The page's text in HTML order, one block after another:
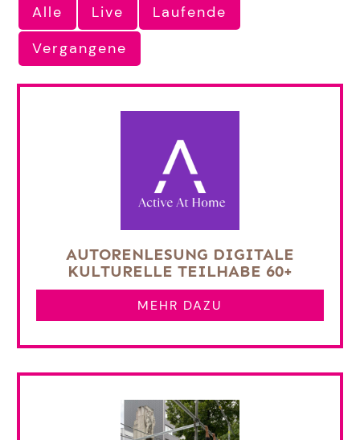
Alle Live
Laufende
Vergangene
AUTORENLESUNG DIGITALE
KULTURELLE TEILHABE 60+
MEHR DAZU